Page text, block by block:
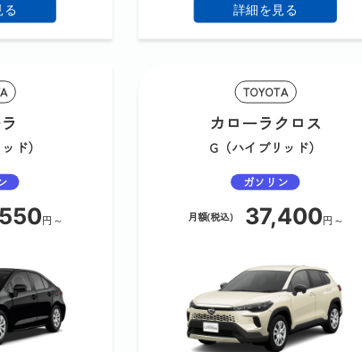
る 詳細を見る
ド）
円～
TOYOTA
カローラクロス
G（ハイブリッド）
ガソリン
月額(税込) 37,400円～